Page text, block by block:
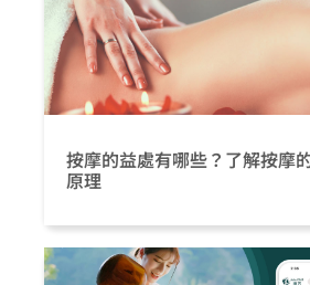
按摩的益處有哪些？了解按摩
原理